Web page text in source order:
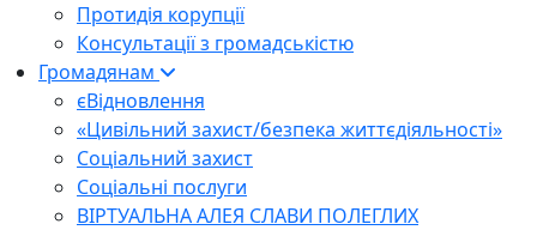
Протидія корупції
Консультації з громадськістю
Громадянам
єВідновлення
«Цивільний захист/безпека життєдіяльності»
Соціальний захист
Соціальні послуги
ВІРТУАЛЬНА АЛЕЯ СЛАВИ ПОЛЕГЛИХ